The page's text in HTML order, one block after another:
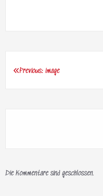
Beitragsnavigation
Previous: image
Die Kommentare sind geschlossen.